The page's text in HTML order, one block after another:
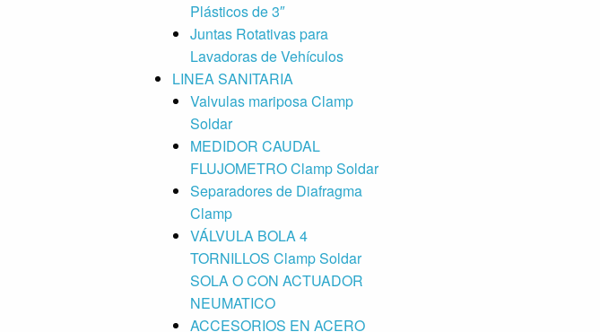
Plásticos de 3″
Juntas Rotativas para
Lavadoras de Vehículos
LINEA SANITARIA
Valvulas mariposa Clamp
Soldar
MEDIDOR CAUDAL
FLUJOMETRO Clamp Soldar
Separadores de Diafragma
Clamp
VÁLVULA BOLA 4
TORNILLOS Clamp Soldar
SOLA O CON ACTUADOR
NEUMATICO
ACCESORIOS EN ACERO